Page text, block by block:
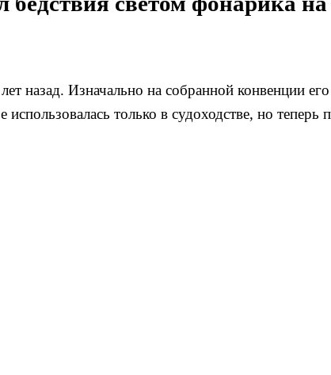
назад. Изначально на собранной конвенции
только в судоходстве, но теперь